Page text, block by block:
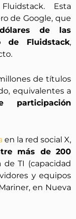
Esta
de Google, que
de las
de Fluidstack,
de títulos
equivalentes a
participación
en la red social X,
más de 200
TI (capacidad
y equipos
en Nueva